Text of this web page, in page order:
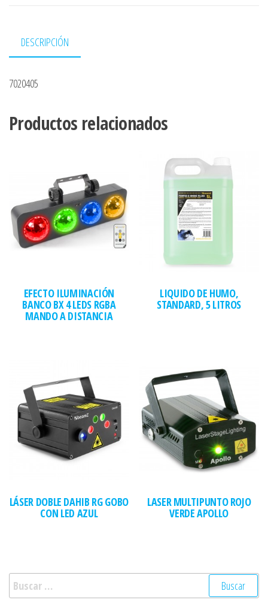
DESCRIPCIÓN
7020405
Productos relacionados
EFECTO ILUMINACIÓN
BANCO BX 4 LEDS RGBA
MANDO A DISTANCIA
LIQUIDO DE HUMO,
STANDARD, 5 LITROS
LÁSER DOBLE DAHIB RG GOBO
CON LED AZUL
LASER MULTIPUNTO ROJO
VERDE APOLLO
Buscar: